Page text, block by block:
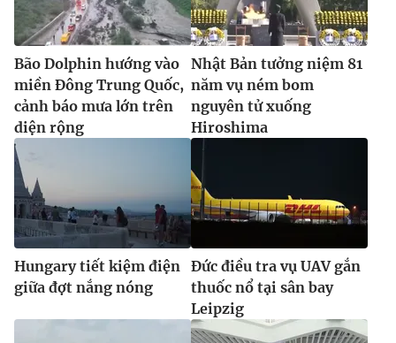
Bão Dolphin hướng vào
miền Đông Trung Quốc,
cảnh báo mưa lớn trên
diện rộng
Nhật Bản tưởng niệm 81
năm vụ ném bom
nguyên tử xuống
Hiroshima
Hungary tiết kiệm điện
giữa đợt nắng nóng
Đức điều tra vụ UAV gắn
thuốc nổ tại sân bay
Leipzig